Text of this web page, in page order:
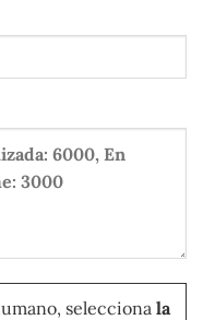
selecciona la